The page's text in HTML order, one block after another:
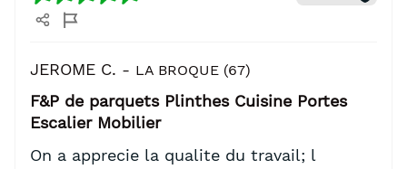
JEROME C. - LA BROQUE (67)
F&P de parquets Plinthes Cuisine Portes
Escalier Mobilier
On a apprecie la qualite du travail; l